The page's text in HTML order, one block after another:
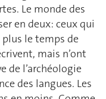
Le monde des
en deux: ceux qui
le temps de
mais n’ont
de l’archéologie
des langues. Les